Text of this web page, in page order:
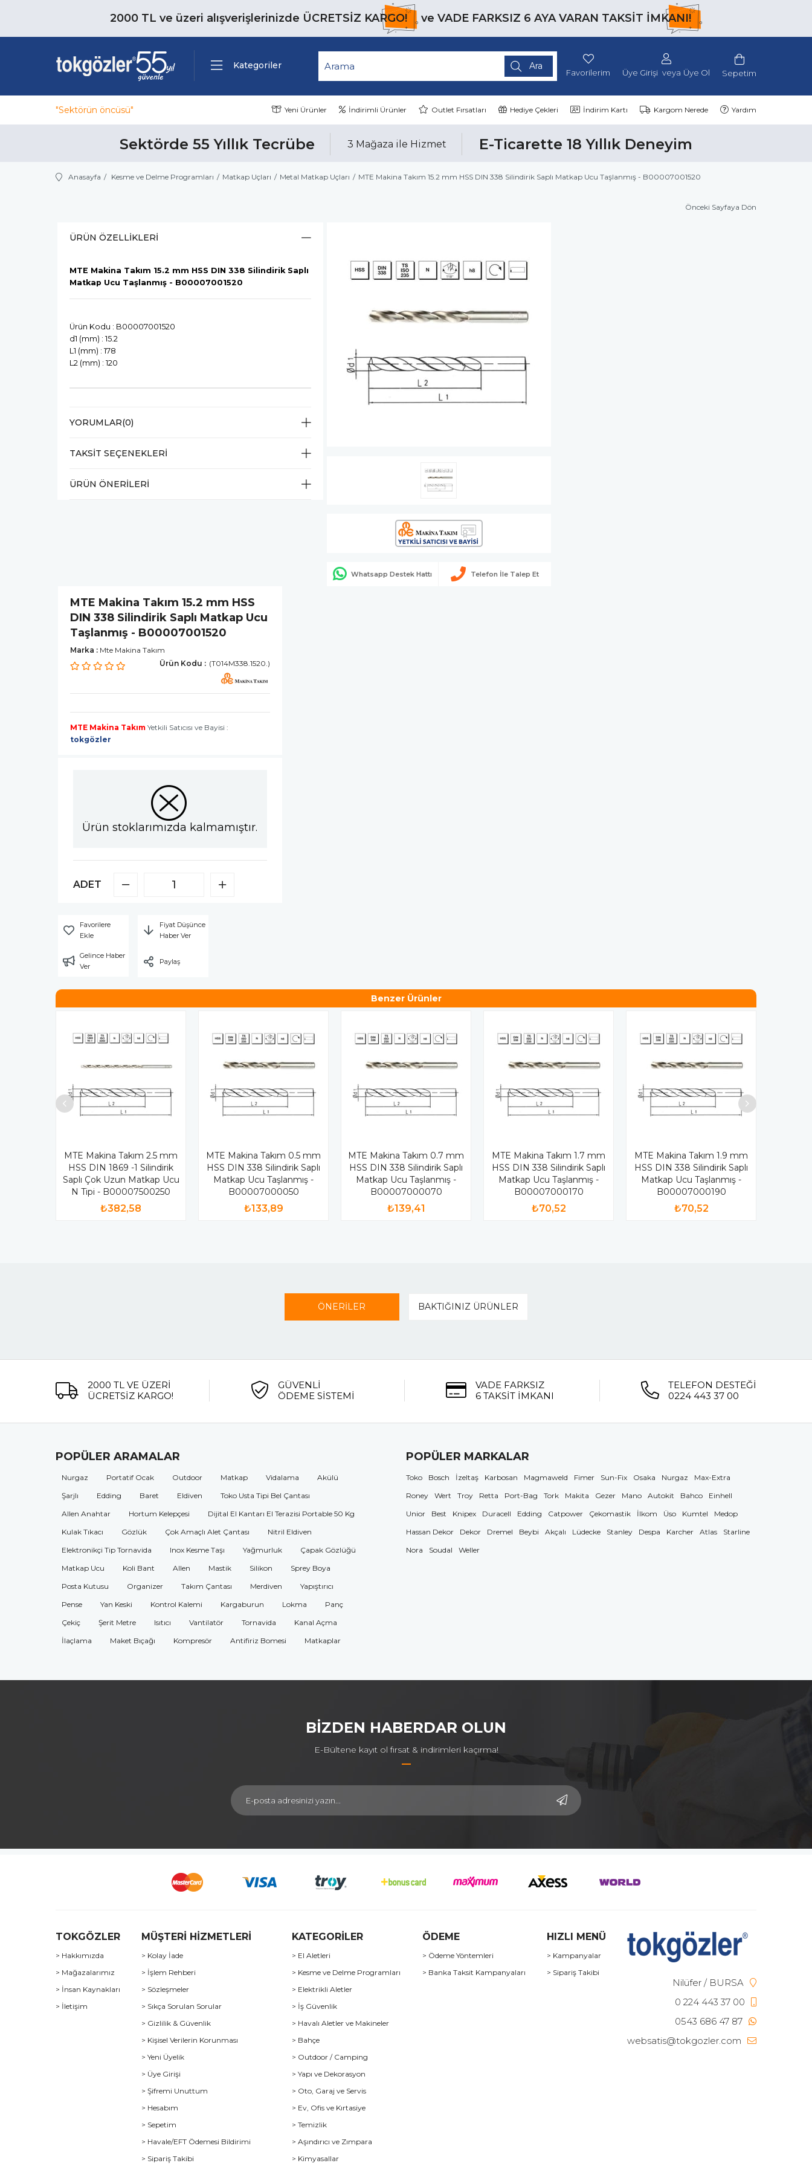
2000 TL ve üzeri alışverişlerinizde ÜCRETSİZ KARGO! ve VADE FARKSIZ 6 AYA VARAN TAKSİT İMKANI!
Kategoriler
Sepetim
Üye Girişi Üye Ol
Favorilerim
"Sektörün öncüsü" Yeni Ürünler İndirimli Ürünler Outlet Fırsatları Hediye Çekleri İndirim Kartı Kargom Nerede Yardım
Sektörde 55 Yıllık Tecrübe 3 Mağaza ile Hizmet E-Ticarette 18 Yıllık Deneyim
Anasayfa Kesme ve Delme Programları Matkap Uçları Metal Matkap Uçları MTE Makina Takım 15.2 mm HSS DIN 338 Silindirik Saplı Matkap Ucu Taşlanmış - B00007001520
Önceki Sayfaya Dön
ÜRÜN ÖZELLIKLERI
MTE Makina Takım 15.2 mm HSS DIN 338 Silindirik Saplı
Matkap Ucu Taşlanmış - B00007001520
Ürün Kodu : B00007001520
d1 (mm) : 15.2
L1 (mm) : 178
L2 (mm) : 120
YORUMLAR(0)
TAKSIT SEÇENEKLERI
ÜRÜN ÖNERILERI
Whatsapp Destek Hattı Telefon İle Talep Et
MTE Makina Takım 15.2 mm HSS
DIN 338 Silindirik Saplı Matkap Ucu
Taşlanmış - B00007001520
Marka : Mte Makina Takım
(T014M338.1520.)
MTE Makina TakımYetkili Satıcısı ve Bayisi :
tokgözler
Ürün stoklarımızda kalmamıştır.
ADET
Favorilere
Ekle
Fiyat Düşünce
Haber Ver
Gelince Haber
Ver
Paylaş
Benzer Ürünler
MTE Makina Takım 2.5 mm
HSS DIN 1869 -1 Silindirik
Saplı Çok Uzun Matkap Ucu
N Tipi - B00007500250
₺382,58
MTE Makina Takım 0.5 mm
HSS DIN 338 Silindirik Saplı
Matkap Ucu Taşlanmış -
B00007000050
₺133,89
MTE Makina Takım 0.7 mm
HSS DIN 338 Silindirik Saplı
Matkap Ucu Taşlanmış -
B00007000070
₺139,41
MTE Makina Takım 1.7 mm
HSS DIN 338 Silindirik Saplı
Matkap Ucu Taşlanmış -
B00007000170
₺70,52
MTE Makina Takım 1.9 mm
HSS DIN 338 Silindirik Saplı
Matkap Ucu Taşlanmış -
B00007000190
₺70,52
ÖNERİLER BAKTIĞINIZ ÜRÜNLER
2000 TL VE ÜZERİ
ÜCRETSİZ KARGO!
GÜVENLİ
ÖDEME SİSTEMİ
VADE FARKSIZ
6 TAKSİT İMKANI
TELEFON DESTEĞİ
0224 443 37 00
POPÜLER ARAMALAR
Nurgaz Portatif Ocak Outdoor Matkap Vidalama
Akülü
Şarjlı
Edding Baret Eldiven
Toko Usta Tipi Bel Çantası
Allen Anahtar
Hortum Kelepçesi
Dijital El Kantarı El Terazisi Portable 50 Kg
Kulak Tıkacı
Gözlük Çok Amaçlı Alet Çantası
Nitril Eldiven
Elektronikçi Tip Tornavida
Inox Kesme Taşı Yağmurluk
Çapak Gözlüğü
Matkap Ucu
Koli Bant Allen Mastik Silikon
Sprey Boya
Posta Kutusu
Organizer Takım Çantası Merdiven
Yapıştırıcı
Pense
Yan Keski Kontrol Kalemi Kargaburun Lokma
Panç
Çekiç
Şerit Metre Isıtıcı Vantilatör Tornavida
Kanal Açma
İlaçlama
Maket Bıçağı Kompresör Antifiriz Bomesi Matkaplar
POPÜLER MARKALAR
Toko Bosch İzeltaş Karbosan Magmaweld Fimer Sun-Fix Osaka Nurgaz
Max-Extra
Roney
Wert Troy Retta Port-Bag Tork Makita Gezer Mano Autokit Bahco
Einhell
Unior
Best Knipex Duracell Edding Catpower Çekomastik İlkom Üso Kumtel
Medop
Hassan Dekor
Dekor Dremel Beybi Akçalı Lüdecke Stanley Despa Karcher Atlas
Starline
Nora
Soudal Weller
BİZDEN HABERDAR OLUN
E-Bültene kayıt ol fırsat & indirimleri kaçırma!
TOKGÖZLER
> Hakkımızda
> Mağazalarımız
> İnsan Kaynakları
> İletişim
MÜŞTERİ HİZMETLERİ
> Kolay İade
> İşlem Rehberi
> Sözleşmeler
> Sıkça Sorulan Sorular
> Gizlilik & Güvenlik
> Kişisel Verilerin Korunması
> Yeni Üyelik
> Üye Girişi
> Şifremi Unuttum
> Hesabım
> Sepetim
> Havale/EFT Ödemesi Bildirimi
> Sipariş Takibi
KATEGORİLER
> El Aletleri
> Kesme ve Delme Programları
> Elektrikli Aletler
> İş Güvenlik
> Havalı Aletler ve Makineler
> Bahçe
> Outdoor / Camping
> Yapı ve Dekorasyon
> Oto, Garaj ve Servis
> Ev, Ofis ve Kırtasiye
> Temizlik
> Aşındırıcı ve Zımpara
> Kimyasallar
ÖDEME
> Ödeme Yöntemleri
> Banka Taksit Kampanyaları
HIZLI MENÜ
> Kampanyalar
> Sipariş Takibi
Nilüfer / BURSA
0 224 443 37 00
0543 686 47 87
websatis@tokgozler.com